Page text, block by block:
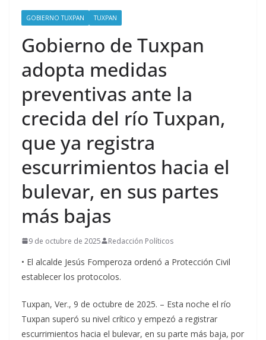
GOBIERNO TUXPAN TUXPAN
Gobierno de Tuxpan
adopta medidas
preventivas ante la
crecida del río Tuxpan,
que ya registra
escurrimientos hacia el
bulevar, en sus partes
más bajas
9 de octubre de 2025 Redacción Políticos
• El alcalde Jesús Fomperoza ordenó a Protección Civil
establecer los protocolos.
Tuxpan, Ver., 9 de octubre de 2025. – Esta noche el río
Tuxpan superó su nivel crítico y empezó a registrar
escurrimientos hacia el bulevar, en su parte más baja, por